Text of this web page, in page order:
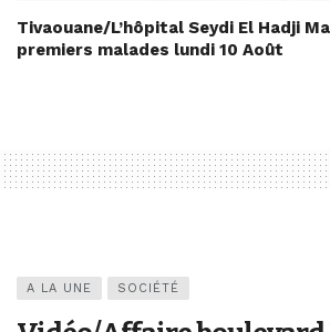
Tivaouane/L’hôpital Seydi El Hadji
premiers malades lundi 10 Août
A LA UNE SOCIÉTÉ